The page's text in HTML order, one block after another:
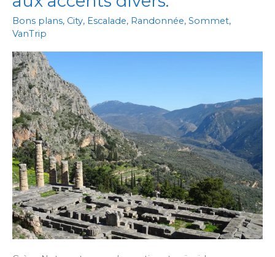
Bons plans, City, Escalade, Randonnée, Sommet,
VanTrip